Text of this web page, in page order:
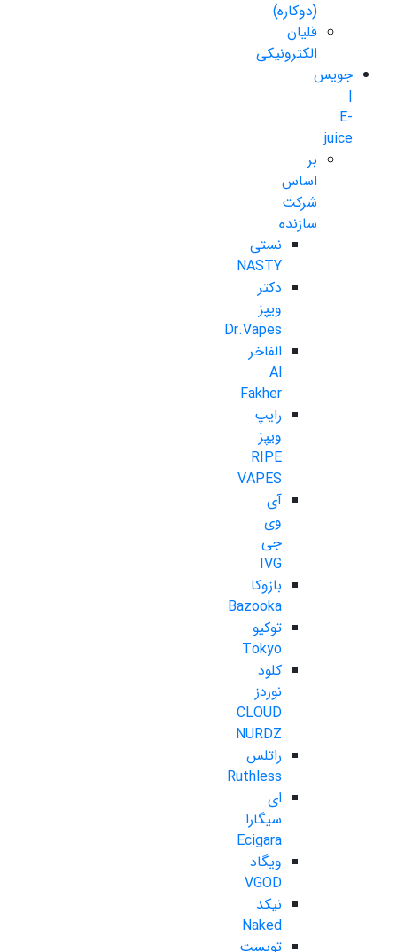
(دوکاره)
قلیان
الکترونیکی
جویس
|
E-
juice
بر
اساس
شرکت
سازنده
نستی
NASTY
دکتر
ویپز
Dr.Vapes
الفاخر
Al
Fakher
رایپ
ویپز
RIPE
VAPES
آی
وی
جی
IVG
بازوکا
Bazooka
توکیو
Tokyo
کلود
نوردز
CLOUD
NURDZ
راتلس
Ruthless
ای
سیگارا
Ecigara
ویگاد
VGOD
نیکد
Naked
تویست